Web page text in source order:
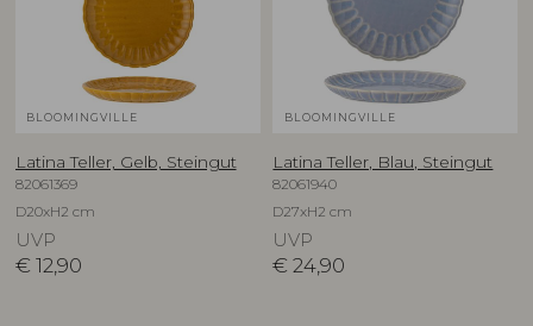
BLOOMINGVILLE
Latina Teller, Gelb, Steingut
82061369
D20xH2 cm
UVP
€ 12,90
BLOOMINGVILLE
Latina Teller, Blau, Steingut
82061940
D27xH2 cm
UVP
€ 24,90